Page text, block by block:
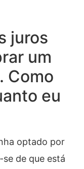
juros
um
Como
eu
optado por
de que está